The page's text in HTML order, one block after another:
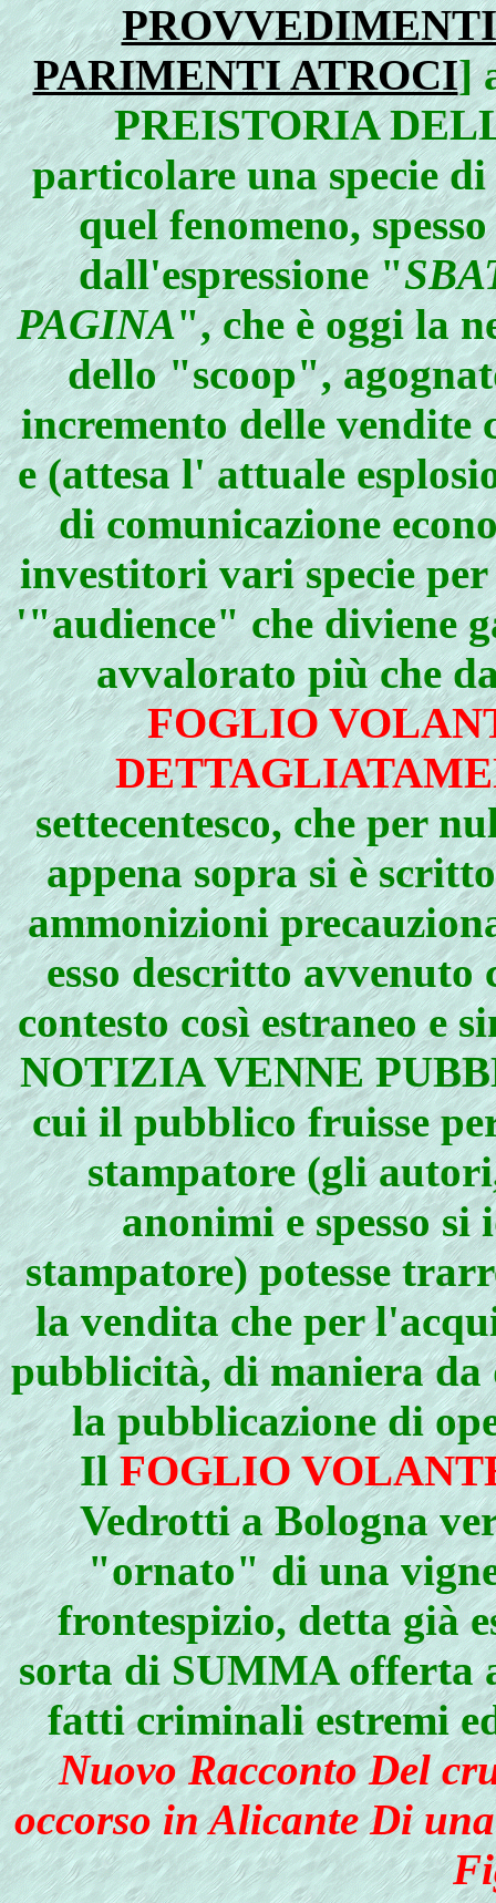
PARIMENTI ATROCI]
PREISTORIA
particolare una specie
quel fenomeno,
dall'espressione "
PAGINA", che è oggi la
dello "scoop",
incremento delle vendite
e (attesa l' attuale
di comunicazione
investitori vari specie
'"audience" che diviene
avvalorato più che
FOGLIO
settecentesco, che per
appena sopra si è
ammonizioni
esso descritto
contesto così estraneo e
NOTIZIA VENNE
cui il pubblico fruisse
stampatore (gli
anonimi e spesso si
stampatore) potesse
la vendita che per
pubblicità, di maniera da
la pubblicazione di
IlFOGLIO
Vedrotti a Bologna
"ornato" di una
frontespizio, detta già
sorta di SUMMA offerta
fatti criminali estremi
Nuovo Racconto Del
occorso in Alicante Di